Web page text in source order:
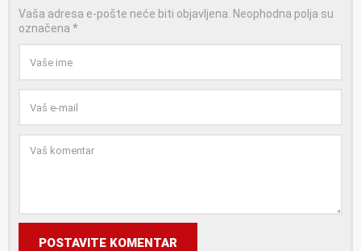
Vaša adresa e-pošte neće biti objavljena. Neophodna polja su
označena *
POSTAVITE KOMENTAR